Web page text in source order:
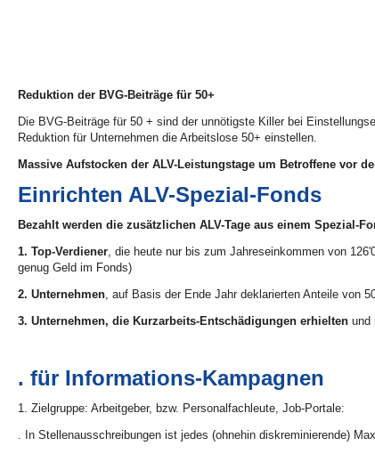
Reduktion der BVG-Beiträge für 50+
Die BVG-Beiträge für 50 + sind der unnötigste Killer bei
Reduktion für Unternehmen die Arbeitslose 50+ einstellen.
Massive Aufstocken der ALV-Leistungstage um Betroffene vor
Einrichten ALV-Spezial-Fonds
Bezahlt werden die zusätzlichen ALV-Tage aus einem Spezial-
1. Top-Verdiener, die heute nur bis zum Jahreseinkommen von
genug Geld im Fonds)
2. Unternehmen, auf Basis der Ende Jahr deklarierten Anteile von
3. Unternehmen, die Kurzarbeits-Entschädigungen erhielten und
. für Informations-Kampagnen
1. Zielgruppe: Arbeitgeber, bzw. Personalfachleute, Job-Portale:
. In Stellenausschreibungen ist jedes (ohnehin diskreminierende)